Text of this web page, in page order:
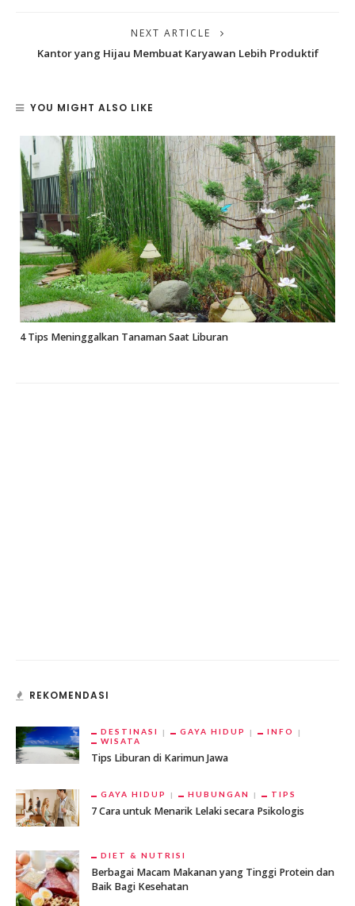
NEXT ARTICLE
Kantor yang Hijau Membuat Karyawan Lebih Produktif
YOU MIGHT ALSO LIKE
4 Tips Meninggalkan Tanaman Saat Liburan
REKOMENDASI
DESTINASI GAYA HIDUP
INFO
WISATA
Tips Liburan di Karimun Jawa
GAYA HIDUP HUBUNGAN TIPS
7 Cara untuk Menarik Lelaki secara Psikologis
DIET & NUTRISI
Berbagai Macam Makanan yang Tinggi Protein dan
Baik Bagi Kesehatan